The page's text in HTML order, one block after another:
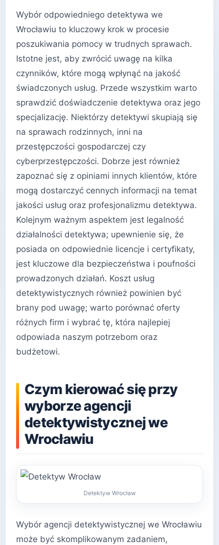
Wybór odpowiedniego detektywa we
Wrocławiu to kluczowy krok w procesie
poszukiwania pomocy w trudnych sprawach.
Istotne jest, aby zwrócić uwagę na kilka
czynników, które mogą wpłynąć na jakość
świadczonych usług. Przede wszystkim warto
sprawdzić doświadczenie detektywa oraz jego
specjalizację. Niektórzy detektywi skupiają się
na sprawach rodzinnych, inni na
przestępczości gospodarczej czy
cyberprzestępczości. Dobrze jest również
zapoznać się z opiniami innych klientów, które
mogą dostarczyć cennych informacji na temat
jakości usług oraz profesjonalizmu detektywa.
Kolejnym ważnym aspektem jest legalność
działalności detektywa; upewnienie się, że
posiada on odpowiednie licencje i certyfikaty,
jest kluczowe dla bezpieczeństwa i poufności
prowadzonych działań. Koszt usług
detektywistycznych również powinien być
brany pod uwagę; warto porównać oferty
różnych firm i wybrać tę, która najlepiej
odpowiada naszym potrzebom oraz
budżetowi.
Czym kierować się przy
wyborze agencji
detektywistycznej we
Wrocławiu
Detektyw Wrocław
Wybór agencji detektywistycznej we Wrocławiu
może być skomplikowanym zadaniem,